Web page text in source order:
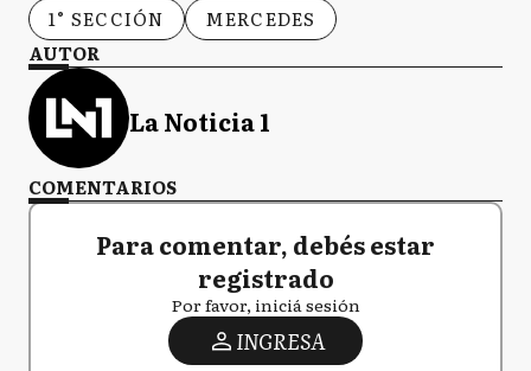
1° SECCIÓN
MERCEDES
AUTOR
La Noticia 1
COMENTARIOS
Para comentar, debés estar
registrado
Por favor, iniciá sesión
INGRESA